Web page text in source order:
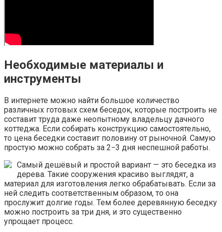
Необходимые материалы и
инструменты
В интернете можно найти большое количество
различных готовых схем беседок, которые построить не
составит труда даже неопытному владельцу дачного
коттеджа. Если собирать конструкцию самостоятельно,
то цена беседки составит половину от рыночной. Самую
простую можно собрать за 2−3 дня неспешной работы.
Самый дешёвый и простой вариант — это беседка из
дерева. Такие сооружения красиво выглядят, а
материал для изготовления легко обрабатывать. Если за
ней следить соответственным образом, то она
прослужит долгие годы. Тем более деревянную беседку
можно построить за три дня, и это существенно
упрощает процесс.